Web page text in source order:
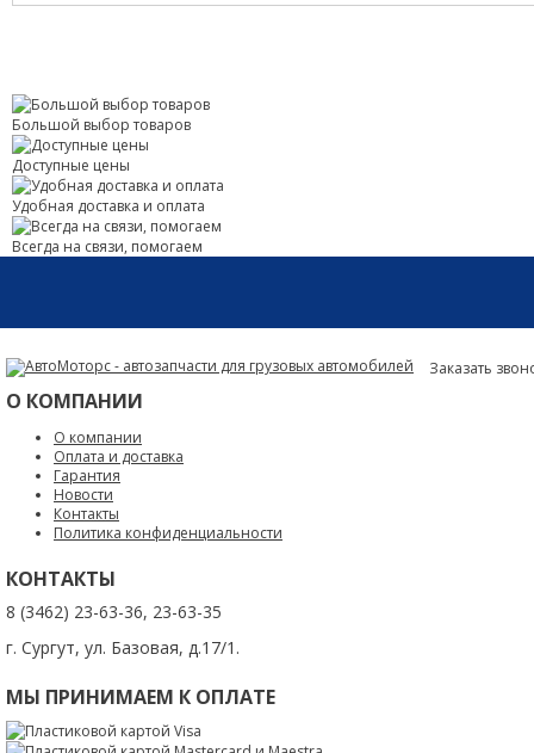
Большой выбор товаров
Доступные цены
Удобная доставка и оплата
Всегда на связи, помогаем
Заказать
О КОМПАНИИ
О компании
Оплата и доставка
Гарантия
Новости
Контакты
Политика конфиденциальности
КОНТАКТЫ
8 (3462) 23-63-36, 23-63-35
г. Сургут, ул. Базовая, д.17/1.
МЫ ПРИНИМАЕМ К ОПЛАТЕ